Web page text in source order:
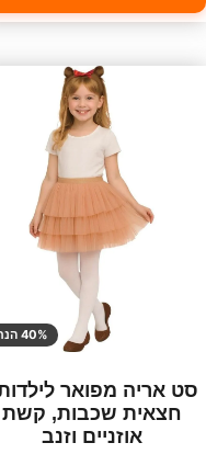
40% הנחה
סט אריה מפואר
חצאית שכבות, קשת
אוזניים וזנב